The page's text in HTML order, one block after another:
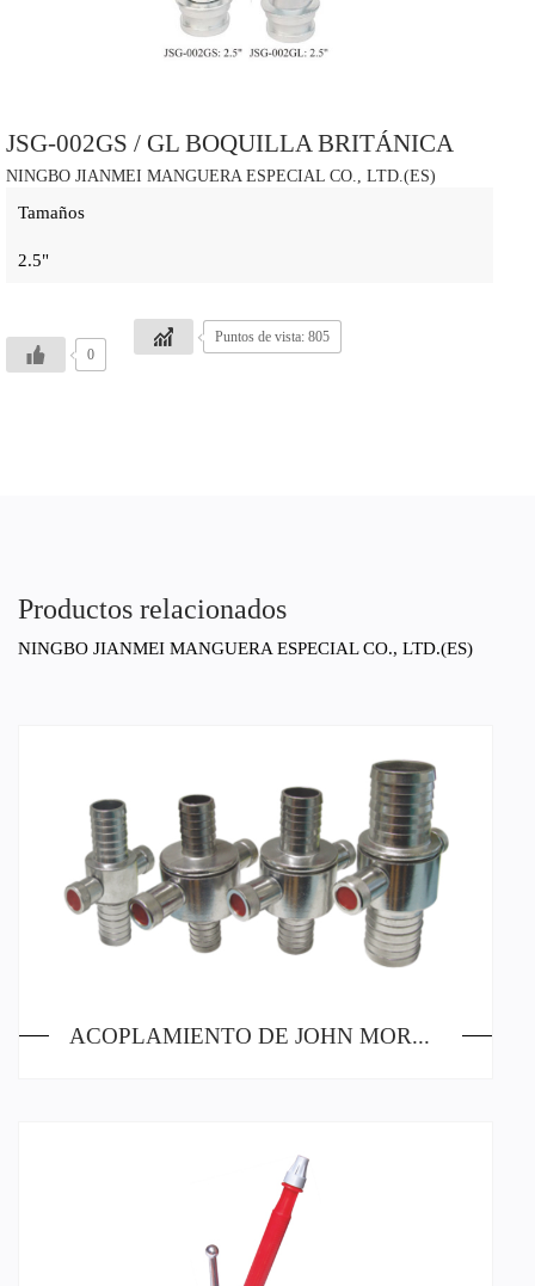
JSG-002GS / GL BOQUILLA BRITÁNICA
NINGBO JIANMEI MANGUERA ESPECIAL CO., LTD.(ES)
Tamaños
2.5"
0
Puntos de vista: 805
Productos relacionados
NINGBO JIANMEI MANGUERA ESPECIAL CO., LTD.(ES)
ACOPLAMIENTO DE JOHN MORRIS: COLA LARGA